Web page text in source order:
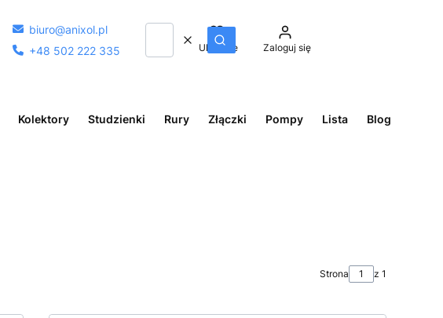
 biuro@anixol.pl
 +48 502 222 335 WyczyśćSzukaj
Ulubione Zaloguj się
Kolektory Studzienki Rury Złączki Pompy Lista Blog
Strona z 1